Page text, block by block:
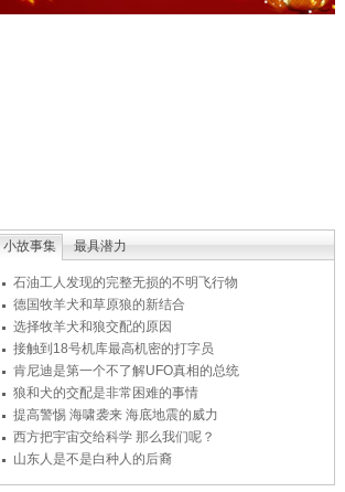
小故事集 最具潜力
石油工人发现的完整无损的不明飞行物
德国牧羊犬和草原狼的新结合
选择牧羊犬和狼交配的原因
接触到18号机库最高机密的打字员
肯尼迪是第一个不了解UFO真相的总统
狼和犬的交配是非常困难的事情
提高警惕 海啸袭来 海底地震的威力
西方把宇宙交给科学 那么我们呢？
山东人是不是白种人的后裔